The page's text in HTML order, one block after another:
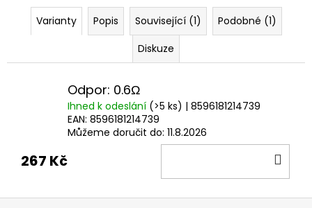
Varianty Popis Související (1)
Podobné (1)
Diskuze
Odpor: 0.6Ω
Ihned k odeslání (>5 ks) | 8596181214739
EAN: 8596181214739
Můžeme doručit do: 11.8.2026
267 Kč